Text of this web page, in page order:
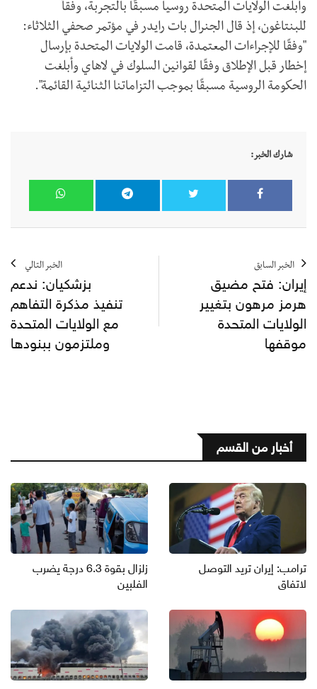
وأبلغت الولايات المتحدة روسيا مسبقًا بالتجربة، وفقاً
للبنتاغون، إذ قال الجنرال بات رايدر في مؤتمر صحفي الثلاثاء:
"وفقًا للإجراءات المعتمدة، قامت الولايات المتحدة بإرسال
إخطار قبل الإطلاق وفقًا لقوانين السلوك في لاهاي وأبلغت
الحكومة الروسية مسبقًا بموجب التزاماتنا الثنائية القائمة".
شارك الخبر:
الخبر السابق
إيران: فتح مضيق
هرمز مرهون بتغيير
الولايات المتحدة
موقفها
الخبر التالي
بزشكيان: ندعم
تنفيذ مذكرة التفاهم
مع الولايات المتحدة
وملتزمون ببنودها
أخبار من القسم
ترامب: إيران تريد التوصل
لاتفاق
زلزال بقوة 6.3 درجة يضرب
الفلبين